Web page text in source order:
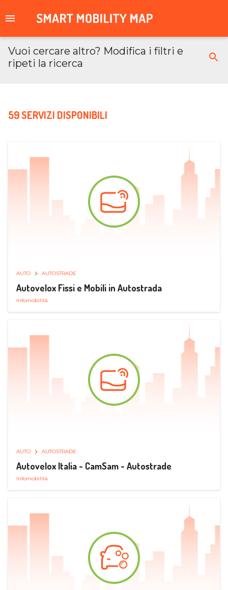
Vuoi cercare altro? Modifica i filtri e
ripeti la ricerca
59 SERVIZI DISPONIBILI
AUTO AUTOSTRADE
Autovelox Fissi e Mobili in Autostrada
Infomobilità
AUTO AUTOSTRADE
Autovelox Italia - CamSam - Autostrade
Infomobilità